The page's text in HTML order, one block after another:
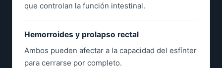
que controlan la función intestinal.
Hemorroides y prolapso rectal
Ambos pueden afectar a la capacidad del esfínter
para cerrarse por completo.